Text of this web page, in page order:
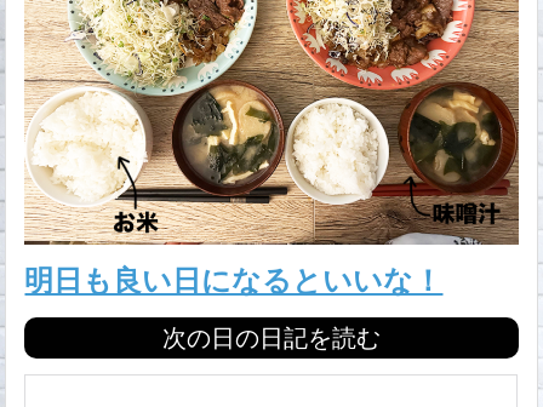
明日も良い日になるといいな！
次の日の日記を読む